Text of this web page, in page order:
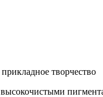
творчество